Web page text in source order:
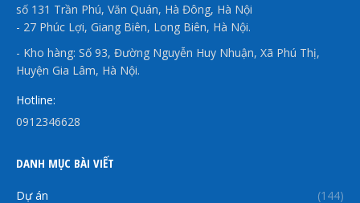
số 131 Trần Phú, Văn Quán, Hà Đông, Hà Nội
- 27 Phúc Lợi, Giang Biên, Long Biên, Hà Nội.
- Kho hàng: Số 93, Đường Nguyễn Huy Nhuận, Xã Phú Thị,
Huyện Gia Lâm, Hà Nội.
Hotline:
0912346628
DANH MỤC BÀI VIẾT
Dự án (144)